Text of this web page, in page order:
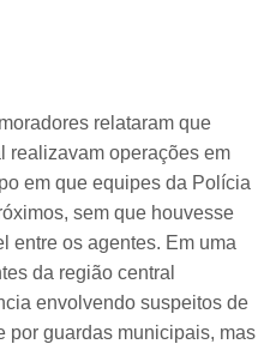
relataram que
realizavam operações em
em que equipes da Polícia
sem que houvesse
entre os agentes. Em uma
da região central
envolvendo suspeitos de
por guardas municipais, mas